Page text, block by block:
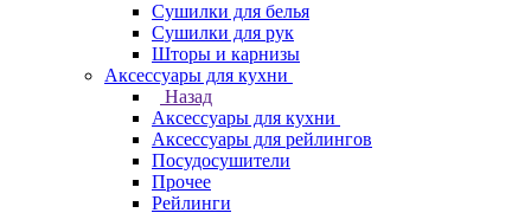
Сушилки для белья
Сушилки для рук
Шторы и карнизы
Аксессуары для кухни
Назад
Аксессуары для кухни
Аксессуары для рейлингов
Посудосушители
Прочее
Рейлинги